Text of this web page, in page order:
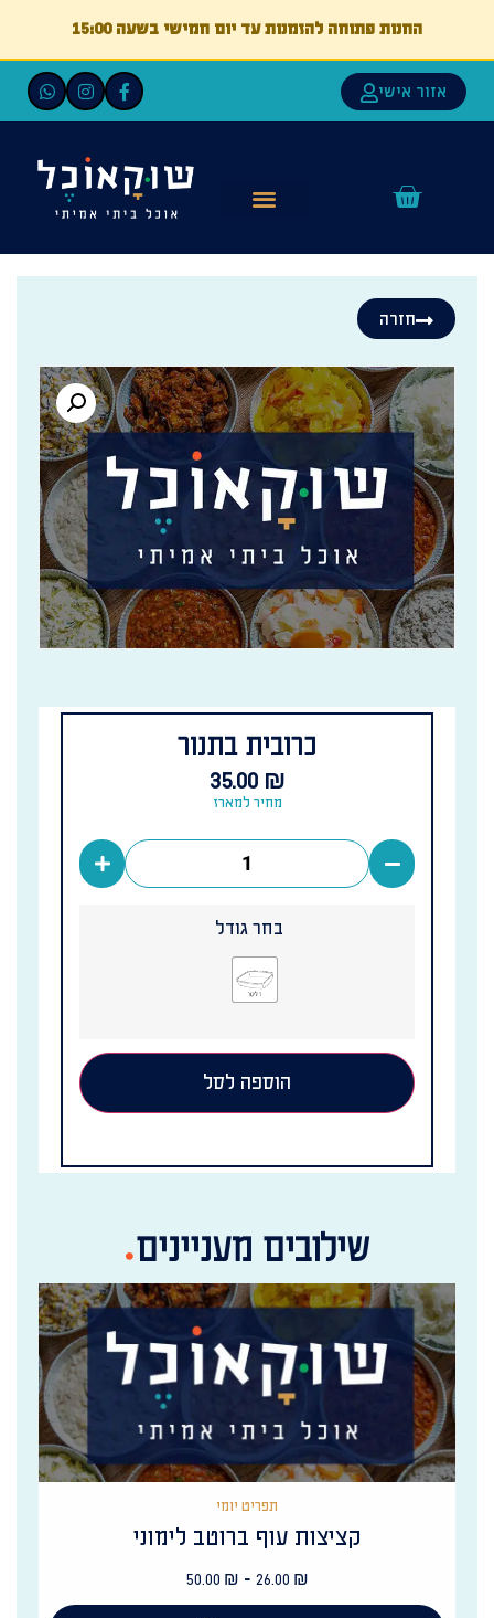
החנות פתוחה להזמנות עד יום חמישי בשעה 15:00
אזור אישי
חזרה
כרובית בתנור
35.00 ₪
מחיר למארז
בחר גודל
הוספה לסל
שילובים מעניינים
תפריט יומי
קציצות עוף ברוטב לימוני
26.00 ₪
-
50.00 ₪